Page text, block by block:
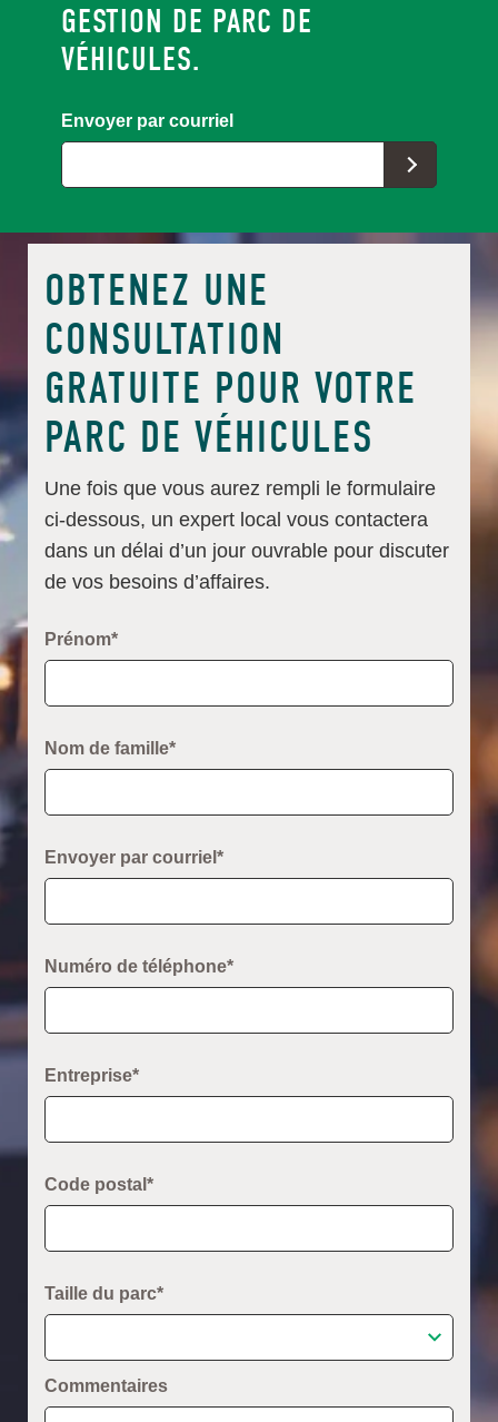
GESTION DE PARC DE
VÉHICULES.
Envoyer par courriel
OBTENEZ UNE
CONSULTATION
GRATUITE POUR VOTRE
PARC DE VÉHICULES
Une fois que vous aurez rempli le formulaire
ci-dessous, un expert local vous contactera
dans un délai d’un jour ouvrable pour discuter
de vos besoins d’affaires.
Prénom*
Nom de famille*
Envoyer par courriel*
Numéro de téléphone*
Entreprise*
Code postal*
Taille du parc*
Commentaires